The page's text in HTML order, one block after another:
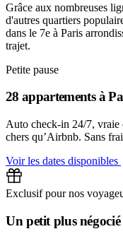
Grâce aux nombreuses
d'autres quartiers
dans le 7e à Paris
trajet.
Petite pause
28 appartements à
Auto check-in 24/7, vraie
chers qu’Airbnb. Sans
Voir les dates disponibles
Exclusif pour nos
Un petit plus